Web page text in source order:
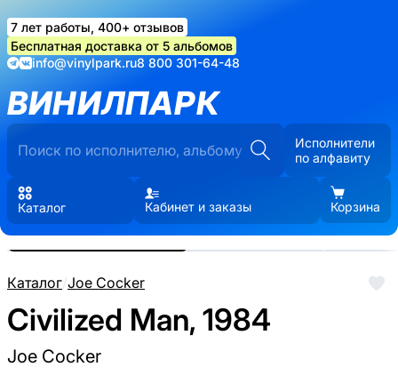
7 лет работы, 400+ отзывов
Бесплатная доставка от 5 альбомов
info@vinylpark.ru8 800 301-64-48
ВИНИЛПАРК
Исполнители
по алфавиту
Каталог Кабинет и заказы Корзина
Каталог/Joe Cocker
Civilized Man, 1984
Joe Cocker
Реальные фото пластинки.
Нажмите, чтобы увеличить